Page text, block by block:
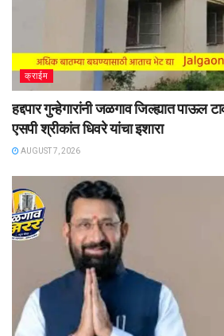
क्राईम
हद्दपार गुन्हेगारांनी जळगाव जिल्ह्यात पाऊल
एसपी श्रीकांत धिवरे यांचा इशारा
AUGUST 7, 2026